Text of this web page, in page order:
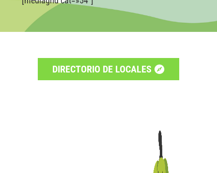
DIRECTORIO DE LOCALES